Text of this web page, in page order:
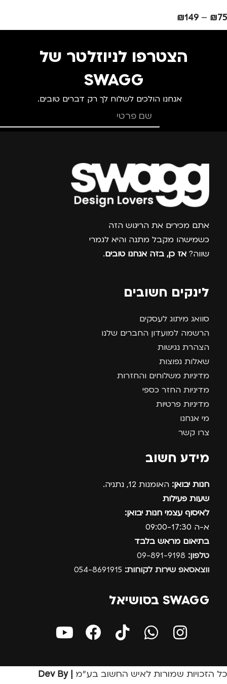
₪75
–
₪149
הצטרפו לניוזלטר של
SWAGG
אנחנו הולכים לשלוח לך רק דברים טובים.
צרפו אותי למועדון
אתם מכירים את הריגוש הזה
כשמישהו מקבל מתנה והיא לגמרי
שווה? אז כן, בזה אנחנו טובים.
לינקים חשובים
סוואג מיתוג לעסקים
הרשמה למועדון החברים שלנו
הצהרת נגישות
שאלות נפוצות
מדיניות משלוחים והחזרות
מדיניות החזר כספי
מדיניות פרטיות
מי אנחנו
צרו קשר
מידע חשוב
חנות יבואן: האומנות 12, נתניה.
שעות פעילות
לאיסוף עצמי חנות יבואן:
א-ה 09:00-17:30
בתיאום מראש בלבד
טלפון:
ווצאסאפ שירות לקוחות:
SWAGG בסושיאל
כל הזכויות שמורות לאיש החשוב בע״מ | Dev By